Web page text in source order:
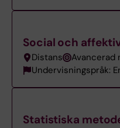
Social och
Distans Avancerad
Undervisningspråk:
Statistiska